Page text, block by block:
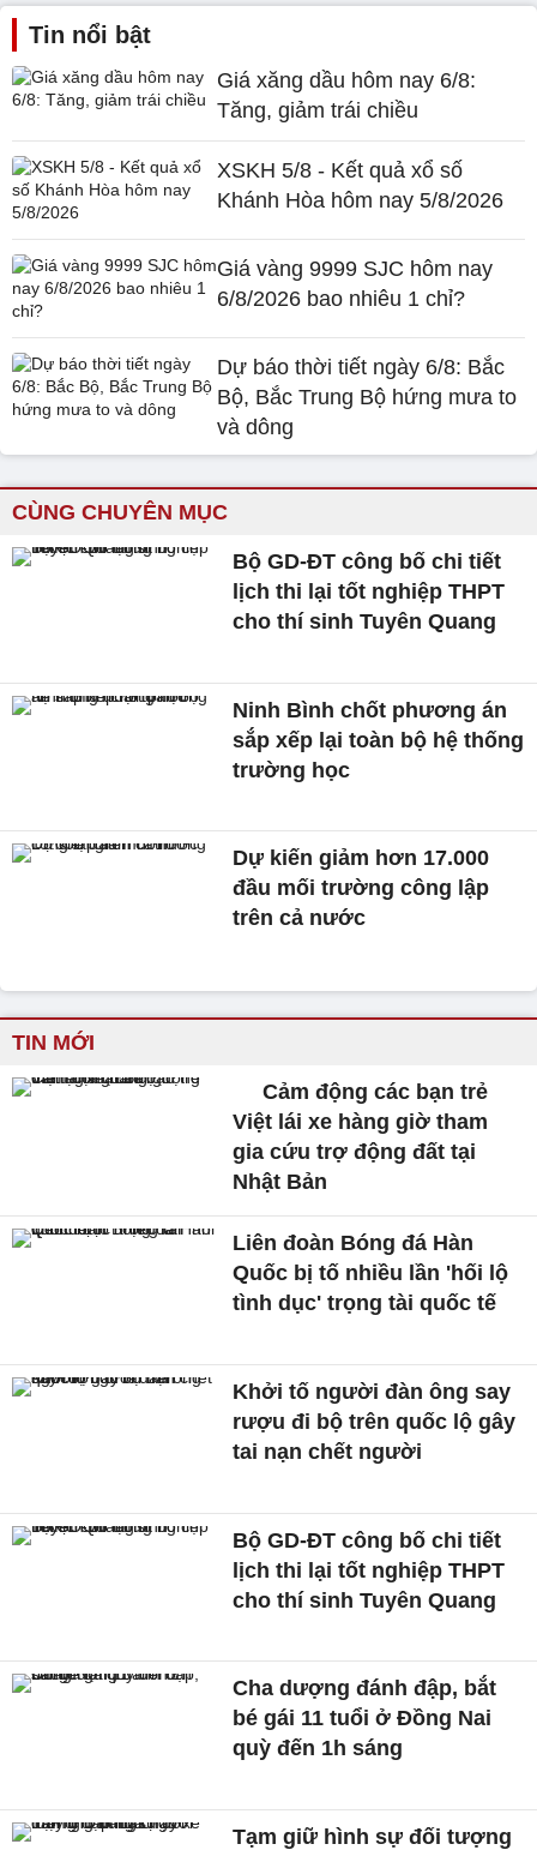
Tin nổi bật
Giá xăng dầu hôm nay 6/8:
Tăng, giảm trái chiều
XSKH 5/8 - Kết quả xổ số
Khánh Hòa hôm nay 5/8/2026
Giá vàng 9999 SJC hôm nay
6/8/2026 bao nhiêu 1 chỉ?
Dự báo thời tiết ngày 6/8: Bắc
Bộ, Bắc Trung Bộ hứng mưa to
và dông
CÙNG CHUYÊN MỤC
Bộ GD-ĐT công bố chi tiết
lịch thi lại tốt nghiệp THPT
cho thí sinh Tuyên Quang
Ninh Bình chốt phương án
sắp xếp lại toàn bộ hệ thống
trường học
Dự kiến giảm hơn 17.000
đầu mối trường công lập
trên cả nước
TIN MỚI
Cảm động các bạn trẻ
Việt lái xe hàng giờ tham
gia cứu trợ động đất tại
Nhật Bản
Liên đoàn Bóng đá Hàn
Quốc bị tố nhiều lần 'hối lộ
tình dục' trọng tài quốc tế
Khởi tố người đàn ông say
rượu đi bộ trên quốc lộ gây
tai nạn chết người
Bộ GD-ĐT công bố chi tiết
lịch thi lại tốt nghiệp THPT
cho thí sinh Tuyên Quang
Cha dượng đánh đập, bắt
bé gái 11 tuổi ở Đồng Nai
quỳ đến 1h sáng
Tạm giữ hình sự đối tượng